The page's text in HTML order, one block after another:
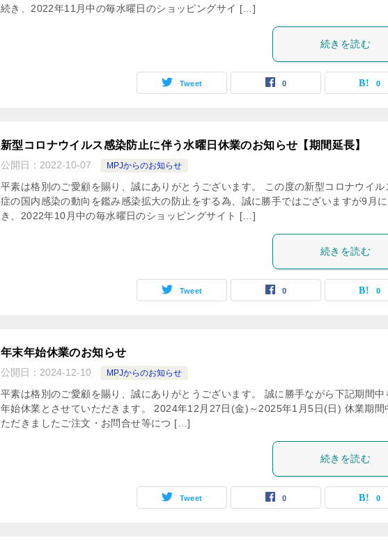
続き、2022年11月中の毎水曜日のショッピングサイ […]
続きを読む
Tweet 0 0
新型コロナウイルス感染防止に伴う水曜日休業のお知らせ【期間延長】
公開日： 2022-10-07 MPJからのお知らせ
平素は格別のご愛顧を賜り、誠にありがとうございます。 この度の新型コロナウイル
症の国内感染の動向を鑑み感染拡大の防止をする為、誠に勝手ではございますが9月
き、2022年10月中の毎水曜日のショッピングサイト […]
続きを読む
Tweet 0 0
年末年始休業のお知らせ
公開日： 2024-12-10 MPJからのお知らせ
平素は格別のご愛顧を賜り、誠にありがとうございます。 誠に勝手ながら下記期間中
年始休業とさせていただきます。 2024年12月27日(金)～2025年1月5日(日) 休業期間
ただきましたご注文・お問合せ等につ […]
続きを読む
Tweet 0 0